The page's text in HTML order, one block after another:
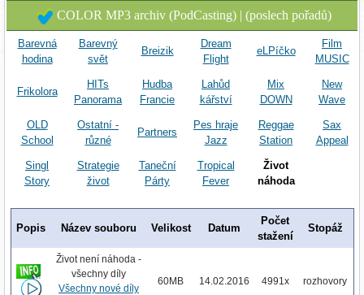
COLOR MP3 archiv (PodCasting) | (poslech pořadů)
Barevná
hodina
Barevný
svět
Breizik
Dream
Flight
eLPíčko
Film
MUSIC
Frikolora
HITs
Panorama
Hudba
Francie
Lahůd
kářství
Mix
DOWN
New
Wave
OLD
School
Ostatní -
různé
Partners
Pes hraje
Jazz
Reggae
Station
Sax
Appeal
Singl
Story
Strategie
život
Taneční
Párty
Tropical
Fever
Život
náhoda
Popis Název souboru Velikost Datum
Počet
stažení
Stopáž
Život není náhoda -
všechny díly
Všechny nové díly
60MB 14.02.2016 4991x rozhovory